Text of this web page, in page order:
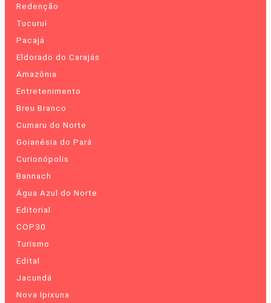
Redenção
Tucuruí
Pacajá
Eldorado do Carajás
Amazônia
Entretenimento
Breu Branco
Cumaru do Norte
Goianésia do Pará
Curionópolis
Bannach
Água Azul do Norte
Editorial
COP30
Turismo
Edital
Jacundá
Nova Ipixuna